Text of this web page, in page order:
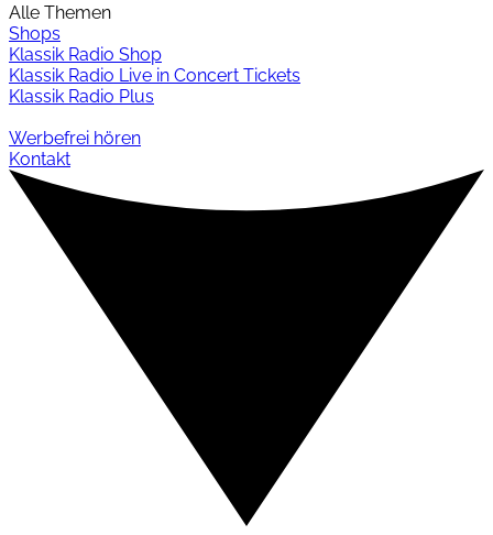
Alle Themen
Shops
Klassik Radio Shop
Klassik Radio Live in Concert Tickets
Klassik Radio Plus
Werbefrei hören
Kontakt